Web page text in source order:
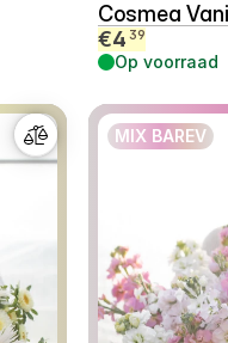
Cosmea
€4 39
Op voorraad
MIX BAREV